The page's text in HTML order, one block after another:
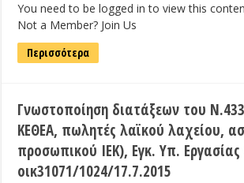
You need to be logged in to view this
Not a Member? Join Us
Περισσότερα
Γνωστοποίηση διατάξεων του
ΚΕΘΕΑ, πωλητές λαϊκού λαχείου,
προσωπικού ΙΕΚ), Εγκ. Υπ.
οικ31071/1024/17.7.2015